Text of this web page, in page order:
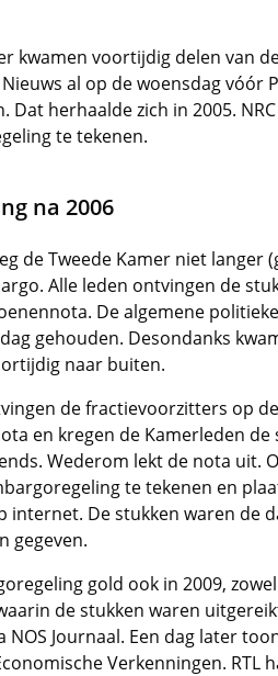
kwamen voortijdig delen van
al op de woensdag vóór
Dat herhaalde zich in 2005.
te tekenen.
na 2006
de Tweede Kamer niet langer
Alle leden ontvingen de
De algemene
gehouden. Desondanks
naar buiten.
de fractievoorzitters op
en kregen de Kamerleden
Wederom lekt de nota uit.
te tekenen en
internet. De stukken waren de
gegeven.
gold ook in 2009,
de stukken waren
NOS Journaal. Een dag later
Verkenningen. RTL